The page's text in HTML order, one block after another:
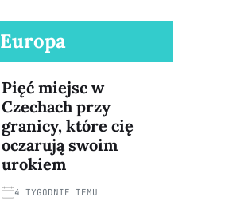
Europa
Pięć miejsc w
Czechach przy
granicy, które cię
oczarują swoim
urokiem
4 TYGODNIE TEMU